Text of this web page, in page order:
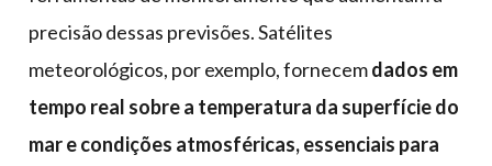
precisão dessas previsões. Satélites
meteorológicos, por exemplo, fornecemdados em
tempo real sobre a temperatura da superfície do
mar e condições atmosféricas, essenciais para